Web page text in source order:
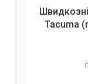
Tacuma